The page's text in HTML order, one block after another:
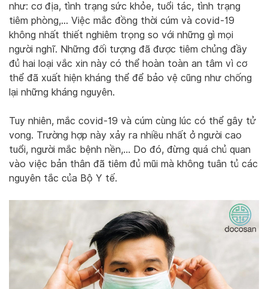
như: cơ địa, tình trạng sức khỏe, tuổi tác, tình trạng
tiêm phòng,… Việc mắc đồng thời cúm và covid-19
không nhất thiết nghiêm trọng so với những gì mọi
người nghĩ. Những đối tượng đã được tiêm chủng đầy
đủ hai loại vắc xin này có thể hoàn toàn an tâm vì cơ
thể đã xuất hiện kháng thể để bảo vệ cũng như chống
lại những kháng nguyên.
Tuy nhiên, mắc covid-19 và cúm cùng lúc có thể gây tử
vong. Trường hợp này xảy ra nhiều nhất ở người cao
tuổi, người mắc bệnh nền,… Do đó, đừng quá chủ quan
vào việc bản thân đã tiêm đủ mũi mà không tuân tủ các
nguyên tắc của Bộ Y tế.